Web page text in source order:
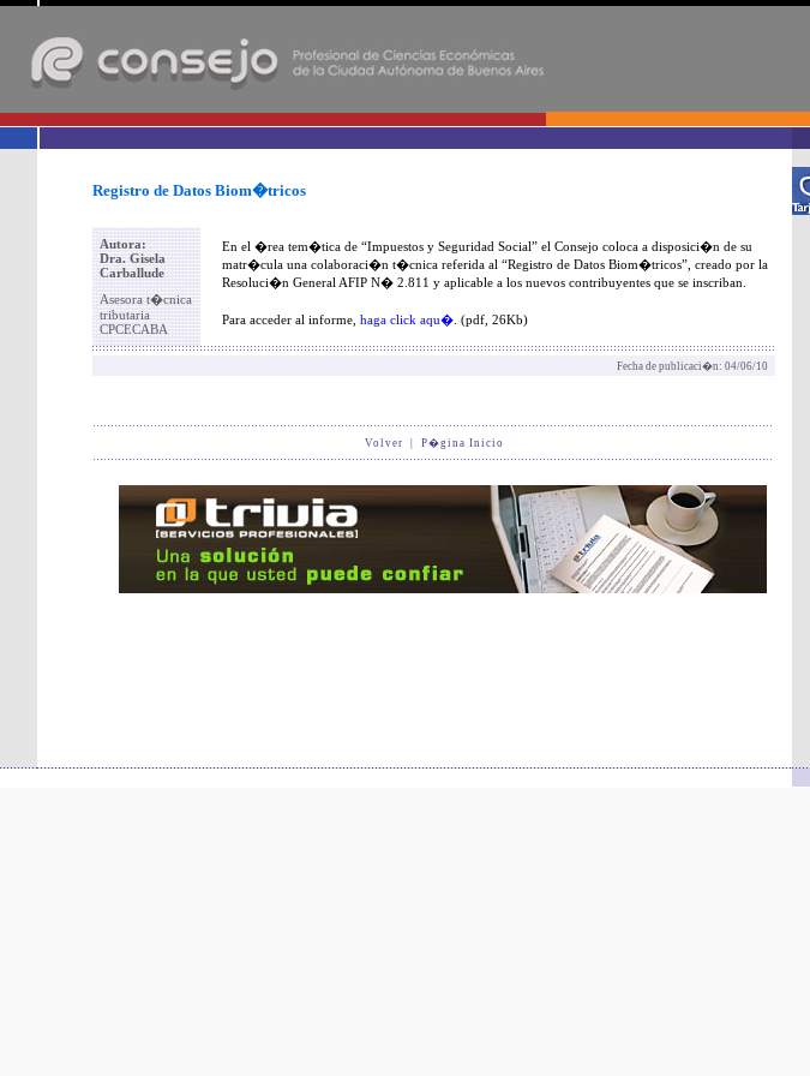
Registro de Datos Biom�tricos
Autora:
Dra. Gisela
Carballude
Asesora t�cnica
tributaria
CPCECABA
En el �rea tem�tica de “Impuestos y Seguridad Social” el Consejo coloca a disposici�n de su
matr�cula una colaboraci�n t�cnica referida al “Registro de Datos Biom�tricos”, creado por la
Resoluci�n General AFIP N� 2.811 y aplicable a los nuevos contribuyentes que se inscriban.
Para acceder al informe, haga click aqu� . (pdf, 26Kb)
Fecha de publicaci�n: 04/06/10
Volver P�gina Inicio